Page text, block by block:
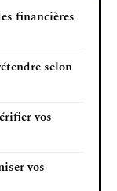
financières
selon
vos
vos